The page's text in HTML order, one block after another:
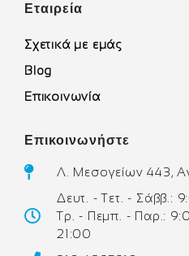
Εταιρεία
Σχετικά με εμάς
Blog
Επικοινωνία
Επικοινωνήστε
Λ. Μεσογείων 443,
Δευτ. - Τετ. - Σάββ.:
Τρ. - Πεμπ. - Παρ.:
21:00